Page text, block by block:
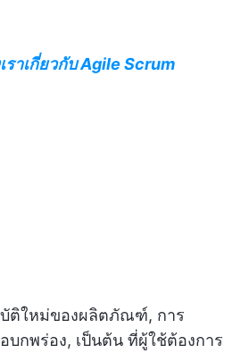
ราเกี่ยวกับ Agile Scrum
ติใหม่ของผลิตภัณฑ์, การ
บกพร่อง, เป็นต้น ที่ผู้ใช้ต้องการ